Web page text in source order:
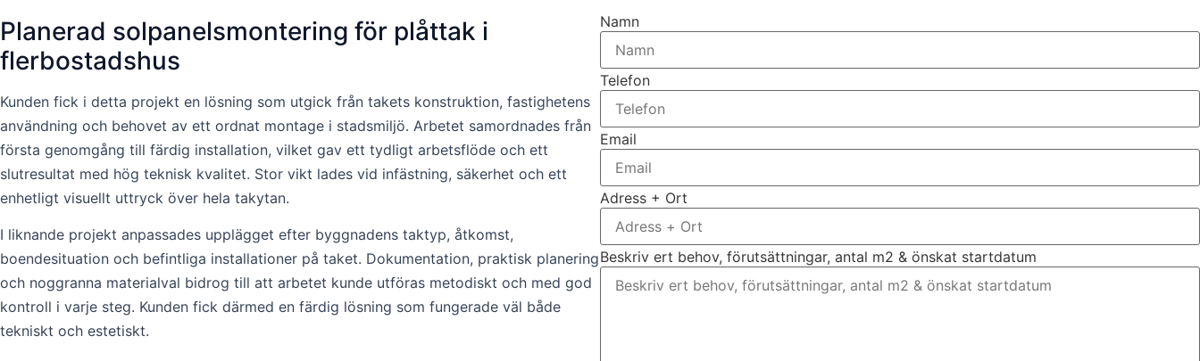
Planerad solpanelsmontering för plåttak i
flerbostadshus
Kunden fick i detta projekt en lösning som utgick från takets konstruktion, fastighetens
användning och behovet av ett ordnat montage i stadsmiljö. Arbetet samordnades från
första genomgång till färdig installation, vilket gav ett tydligt arbetsflöde och ett
slutresultat med hög teknisk kvalitet. Stor vikt lades vid infästning, säkerhet och ett
enhetligt visuellt uttryck över hela takytan.
I liknande projekt anpassades upplägget efter byggnadens taktyp, åtkomst,
boendesituation och befintliga installationer på taket. Dokumentation, praktisk planering
och noggranna materialval bidrog till att arbetet kunde utföras metodiskt och med god
kontroll i varje steg. Kunden fick därmed en färdig lösning som fungerade väl både
tekniskt och estetiskt.
Namn
Telefon
Email
Adress + Ort
Beskriv ert behov, förutsättningar, antal m2 & önskat startdatum